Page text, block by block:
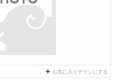
お気に入りチラシにする